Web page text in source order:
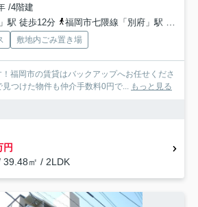
/4階建
駅 徒歩12分
福岡市七隈線「別府」駅 徒歩15分
敷地内ごみ置き場
！福岡市の賃貸はバックアップへお任せくださ
つけた物件も仲介手数料0円で...
もっと見る
円
39.48㎡ / 2LDK